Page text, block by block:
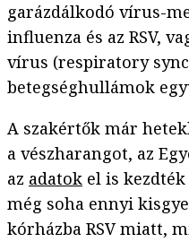
garázdálkodó vírus-
influenza és az RSV,
vírus (respiratory
betegséghullámok
A szakértők már
a vészharangot, az
az adatok el is
még soha ennyi
kórházba RSV miatt,